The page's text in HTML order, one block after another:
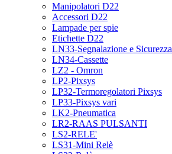
Manipolatori D22
Accessori D22
Lampade per spie
Etichette D22
LN33-Segnalazione e Sicurezza
LN34-Cassette
LZ2 - Omron
LP2-Pixsys
LP32-Termoregolatori Pixsys
LP33-Pixsys vari
LK2-Pneumatica
LR2-RAAS PULSANTI
LS2-RELE'
LS31-Mini Relè